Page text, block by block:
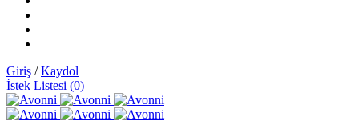
Giriş /Kaydol
İstek Listesi (0)